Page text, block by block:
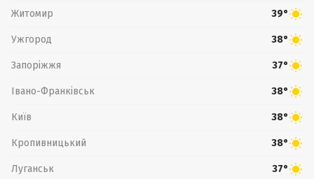
Житомир 39°
Ужгород 38°
Запоріжжя 37°
Івано-Франківськ 38°
Київ 38°
Кропивницький 38°
Луганськ 37°